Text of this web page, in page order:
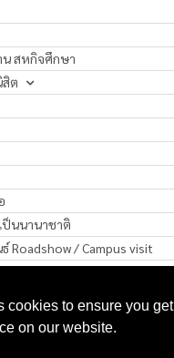
cookies to ensure you get
on our website.
น สหกิจศึกษา
ต
ป็นนานาชาติ
Roadshow / Campus visit
ม
น